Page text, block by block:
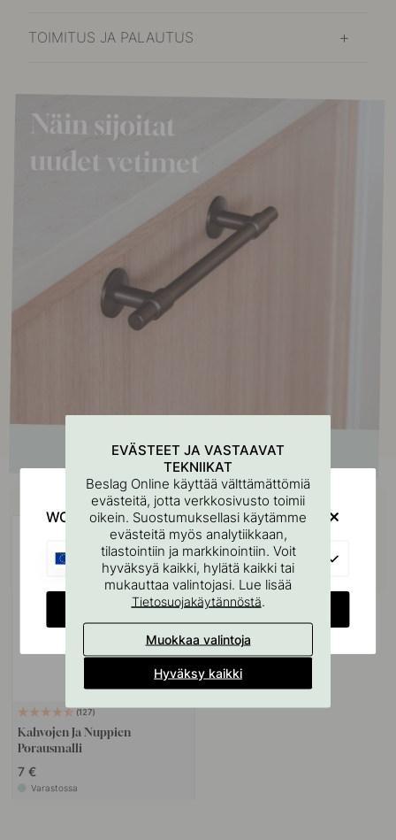
TOIMITUS JA PALAUTUS
Osta yhdessä
127
Kahvojen Ja Nuppien
Porausmalli
7 €
Varastossa
EVÄSTEET JA VASTAAVAT
TEKNIIKAT
Beslag Online käyttää välttämättömiä
evästeitä, jotta verkkosivusto toimii
oikein. Suostumuksellasi käytämme
evästeitä myös analytiikkaan,
tilastointiin ja markkinointiin. Voit
hyväksyä kaikki, hylätä kaikki tai
mukauttaa valintojasi. Lue lisää
Tietosuojakäytännöstä.
Muokkaa valintoja
Hyväksy kaikki
WOULD YOU RATHER VISIT?
EU
CHANGE COUNTRY